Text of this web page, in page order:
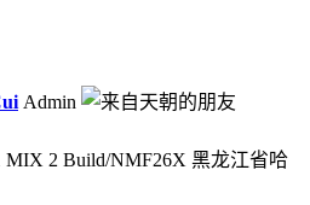
Admin
黑龙江省哈